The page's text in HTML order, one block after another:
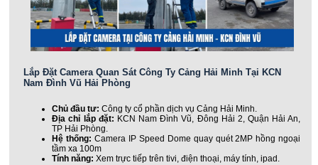
Lắp Đặt Camera Quan Sát Công Ty Cảng Hải Minh Tại KCN
Nam Đình Vũ Hải Phòng
Chủ đầu tư:Công ty cổ phần dịch vụ Cảng Hải Minh.
Địa chỉ lắp đặt: KCN Nam Đình Vũ, Đông Hải 2, Quận Hải An,
TP Hải Phòng.
Hệ thống: Camera IP Speed Dome quay quét 2MP hồng ngoại
tầm xa 100m
Tính năng: Xem trực tiếp trên tivi, điện thoại, máy tính, ipad.